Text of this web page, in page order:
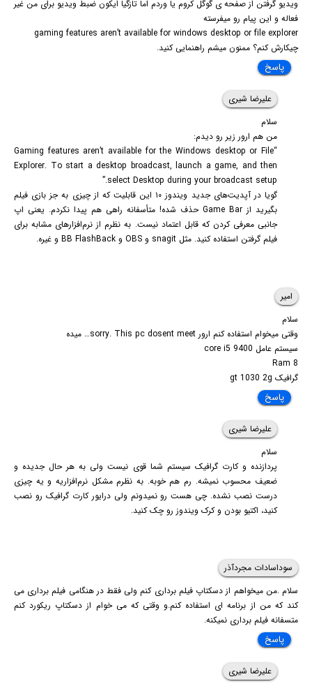
ویدیو گرفتن از صفحه ی گوگل کروم یا وردم اما تازگیا ایکون ضبط ویدیو برای من غیر
فعاله و این پیام رو میفرسته
gaming features aren’t available for windows desktop or file explorer
چیکارش کنم؟ ممنون میشم راهنمایی کنید.
پاسخ
علیرضا شیری
سلام
من هم ارور زیر رو دیدم:
“Gaming features aren’t available for the Windows desktop or File
Explorer. To start a desktop broadcast, launch a game, and then
select Desktop during your broadcast setup.”
گویا در آپدیت‌های جدید ویندوز ۱۰ این قابلیت که از چیزی به جز بازی فیلم
بگیرید از Game Bar حذف شده! متأسفانه راهی هم پیدا نکردم. یعنی اپ
جانبی معرفی کردن که قابل اعتماد نیست. به نظرم از نرم‌افزارهای مشابه برای
فیلم گرفتن استفاده کنید. مثل snagit و OBS و BB FlashBack و غیره.
امیر
سلام
وقتی میخوام استفاده کنم ارور sorry. This pc dosent meet… میده
سیستم عامل core i5 9400
Ram 8
گرافیک gt 1030 2g
پاسخ
علیرضا شیری
سلام
پردازنده و کارت گرافیک سیستم شما قوی نیست ولی به هر حال جدیده و
ضعیف محسوب نمیشه. رم هم خوبه. به نظرم مشکل نرم‌افزاریه و یه چیزی
درست نصب نشده. چی هست رو نمیدونم ولی درایور کارت گرافیک رو نصب
کنید، اکتیو بودن و کرک ویندوز رو چک کنید.
سوداسادات مجردآذر
سلام .من میخواهم از دسکتاپ فیلم برداری کنم ولی فقط در هنگامی فیلم برداری می
کند که من از برنامه ای استفاده کنم.و وقتی که می خوام از دسکتاپ ریکورد کنم
متسفانه فیلم برداری نمیکنه.
پاسخ
علیرضا شیری